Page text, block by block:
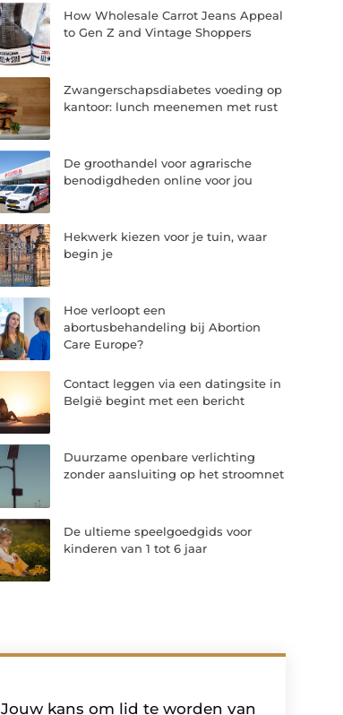
How Wholesale Carrot Jeans Appeal
to Gen Z and Vintage Shoppers
Zwangerschapsdiabetes voeding op
kantoor: lunch meenemen met rust
De groothandel voor agrarische
benodigdheden online voor jou
Hekwerk kiezen voor je tuin, waar
begin je
Hoe verloopt een
abortusbehandeling bij Abortion
Care Europe?
Contact leggen via een datingsite in
België begint met een bericht
Duurzame openbare verlichting
zonder aansluiting op het stroomnet
De ultieme speelgoedgids voor
kinderen van 1 tot 6 jaar
Jouw kans om lid te worden van